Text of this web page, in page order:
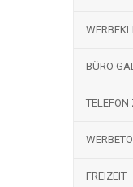
BÜRO
TELEFON
FREIZEIT